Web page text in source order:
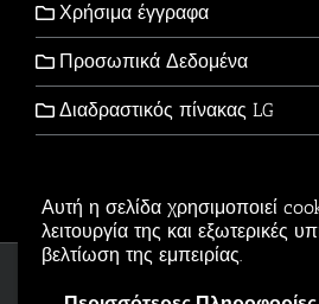
Αυτή η σελίδα χρησιμοποιεί
λειτουργία της και εξωτερικές
βελτίωση της εμπειρίας.
Χρήσιμα έγγραφα
Προσωπικά Δεδομένα
Διαδραστικός πίνακας LG